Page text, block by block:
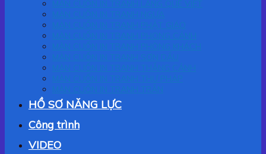
HỒ SƠ NĂNG LỰC
Công trình
VIDEO